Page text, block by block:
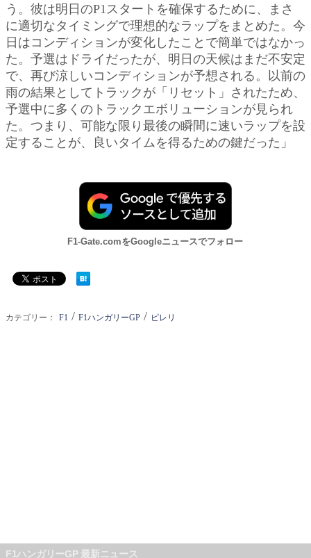
う。彼は明日のP1スタートを確保するために、まさ
に適切なタイミングで理想的なラップをまとめた。今
日はコンディションが変化したことで簡単ではなかっ
た。予選はドライだったが、明日の天候はまだ不安定
で、再び涼しいコンディションが予想される。以前の
雨の結果としてトラックが「リセット」されたため、
予選中に多くのトラックエボリューションが見られ
た。つまり、可能な限り最後の瞬間に速いラップを設
定することが、良いタイムを得るための鍵だった」
F1-Gate.comをGoogleニュースでフォロー
カテゴリー： F1 / F1ハンガリーGP / ピレリ
F1ハンガリーGP 最新ニュース